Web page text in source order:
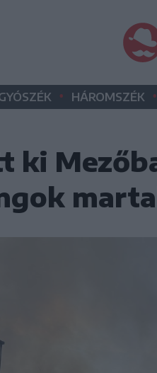
• HÁROMSZÉK •
ki